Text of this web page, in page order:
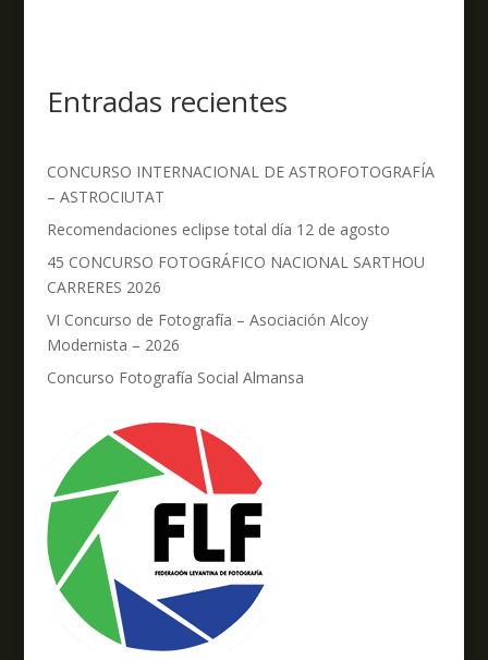
Entradas recientes
CONCURSO INTERNACIONAL DE ASTROFOTOGRAFÍA
– ASTROCIUTAT
Recomendaciones eclipse total día 12 de agosto
45 CONCURSO FOTOGRÁFICO NACIONAL SARTHOU
CARRERES 2026
VI Concurso de Fotografía – Asociación Alcoy
Modernista – 2026
Concurso Fotografía Social Almansa